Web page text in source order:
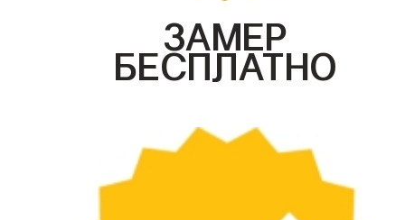
ЗАМЕР
БЕСПЛАТНО